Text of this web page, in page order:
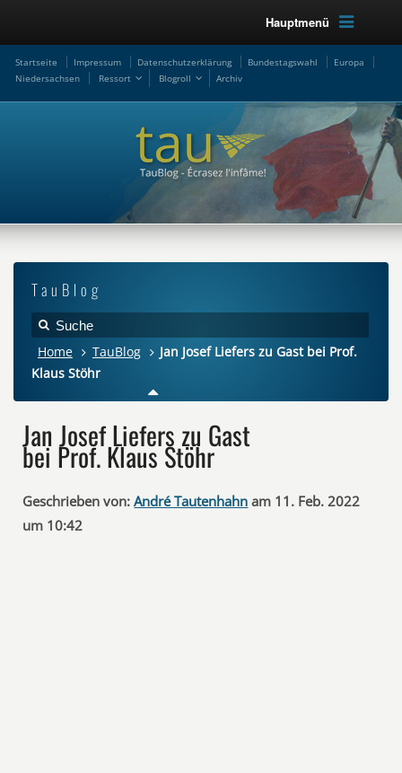
Hauptmenü
Startseite Impressum Datenschutzerklärung Bundestagswahl
Europa
Niedersachsen
Ressort Blogroll Archiv
TauBlog
Home TauBlog
Jan Josef Liefers zu Gast bei Prof.
Klaus Stöhr
Jan Josef Liefers zu Gast
bei Prof. Klaus Stöhr
Geschrieben von: André Tautenhahn am 11. Feb. 2022
um 10:42